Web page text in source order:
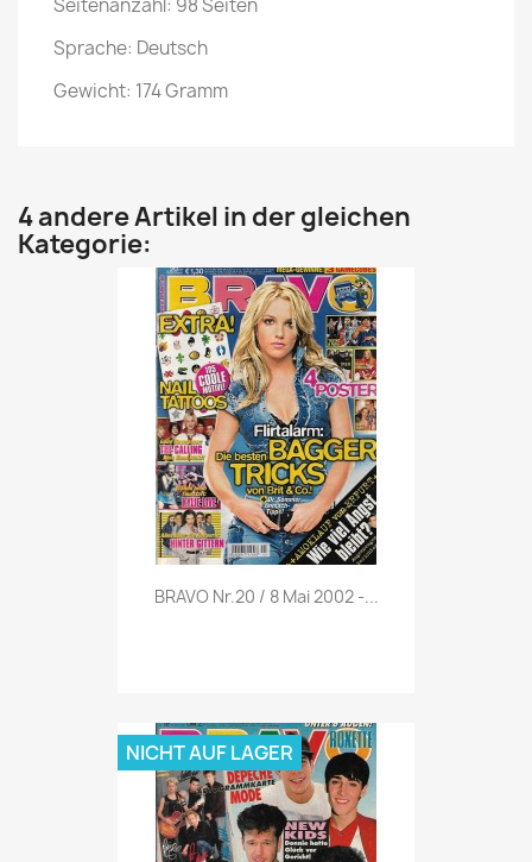
Seitenanzahl: 98 Seiten
Sprache: Deutsch
Gewicht: 174 Gramm
4 andere Artikel in der gleichen
Kategorie:
Vorschau
BRAVO Nr.20 / 8 Mai 2002 -...
NICHT AUF LAGER